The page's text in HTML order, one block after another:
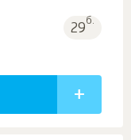
29б.